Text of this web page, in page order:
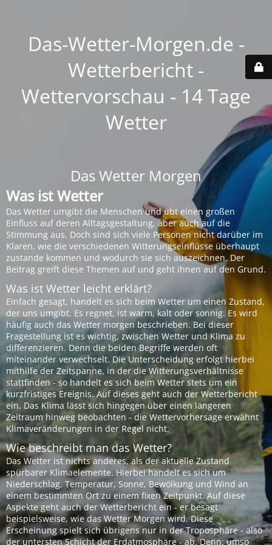
Das-Wetter-Morgen.de -
Wetterbericht -
Wettervorschau - 14 Tage
Wetter
Das Wetter Morgen
Was ist Wetter
Das Wetter umgibt die Menschen und übt einen großen
Einfluss auf deren Alltagsgestaltung, aber auch auf die
Stimmung aus. Doch sind sich viele Personen nicht darüber im
Klaren, wie die verschiedenen Witterungseinflüsse überhaupt
zustande kommen und wodurch sie sich auszeichnen. Der
Beitrag greift diese Themen auf und geht ihnen auf den Grund.
Was ist Wetter leicht erklärt?
Einfach gesagt, handelt es sich beim Wetter um einen Zustand,
der uns umgibt. Es regnet, ist warm, kalt oder sonnig. Es wird
häufig auch das Wetter morgen beschrieben. Bei dieser
Fragestellung ist es wichtig, zwischen Wetter und Klima zu
differenzieren. Denn die beiden Begriffe werden oft
miteinander verwechselt. Die Unterscheidung erfolgt hierbei
mithilfe der Zeitspanne, in der die Witterungsverhältnisse
stattfinden - so handelt es sich beim Wetter stets um ein
kurzfristiges Ereignis. Auf dieses geht auch der Wetterbericht
ein. Das Klima lässt sich hingegen über einen längeren
Zeitraum hinweg beobachten - die Wettervorhersage erwähnt
Klimaveränderungen in der Regel nicht.
Wie beschreibt man das Wetter?
Das Wetter ist nichts anderes, als der aktuelle Zustand
spürbarer Klimaelemente. Hierbei handelt es sich um
Niederschlag, Temperatur, Sonne, Bewölkung und Wind an
einem bestimmten Ort zu einem fixen Zeitpunkt. Auf diese
Aspekte geht auch der Wetterbericht ein - er besagt
beispielsweise, wie das Wetter Morgen wird. Diese
Erscheinung spielt sich übrigens nur in der Troposphäre - also
der untersten Schicht der Erdatmosphäre - ab. Denn: umso